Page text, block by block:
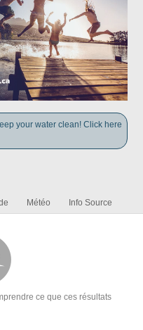
your water clean! Click here
Météo Info Source
ce que ces résultats